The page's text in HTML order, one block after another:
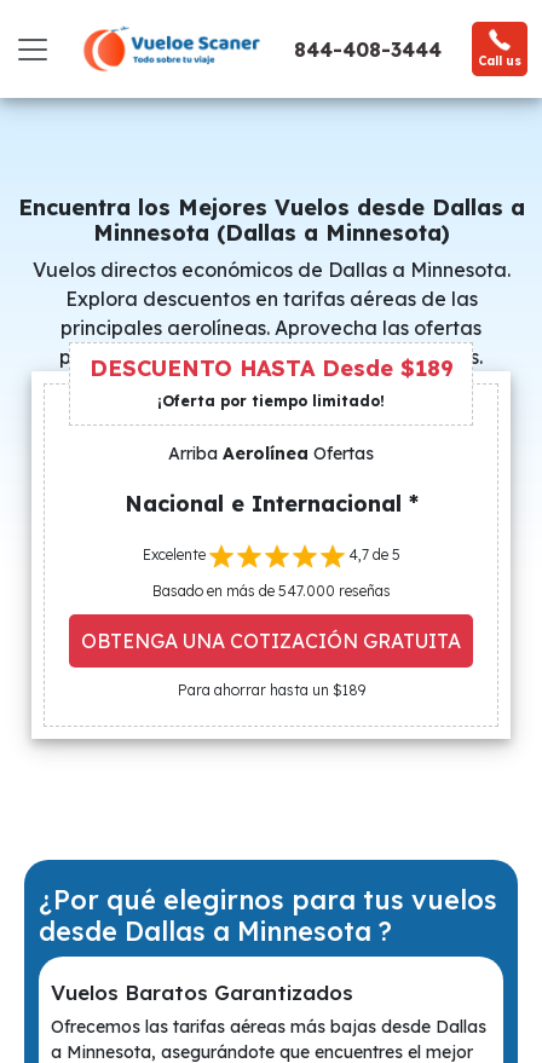
844-408-3444 Call us
Encuentra los Mejores Vuelos desde Dallas a
Minnesota (Dallas a Minnesota)
Vuelos directos económicos de Dallas a Minnesota.
Explora descuentos en tarifas aéreas de las
principales aerolíneas. Aprovecha las ofertas
promocionales y consigue precios especiales.
DESCUENTO HASTA Desde $189
¡Oferta por tiempo limitado!
Arriba Aerolínea Ofertas
Nacional e Internacional *
Excelente
4,7 de 5
Basado en más de 547.000 reseñas
OBTENGA UNA COTIZACIÓN GRATUITA
Para ahorrar hasta un $189
¿Por qué elegirnos para tus vuelos
desde Dallas a Minnesota ?
Vuelos Baratos Garantizados
Ofrecemos las tarifas aéreas más bajas desde Dallas
a Minnesota, asegurándote que encuentres el mejor